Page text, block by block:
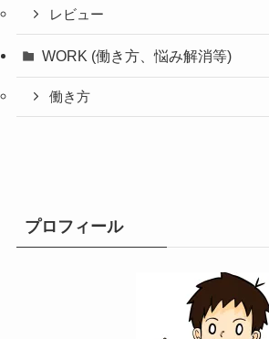
レビュー
WORK (働き方、悩み解消等)
働き方
プロフィール